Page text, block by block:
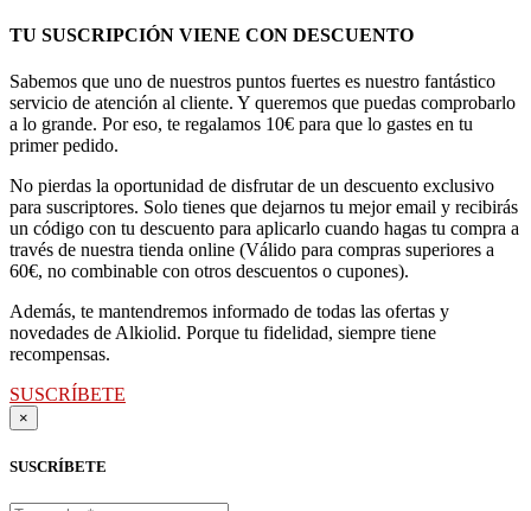
TU SUSCRIPCIÓN VIENE CON DESCUENTO
Sabemos que uno de nuestros puntos fuertes es nuestro fantástico
servicio de atención al cliente. Y queremos que puedas comprobarlo
a lo grande. Por eso, te regalamos 10€ para que lo gastes en tu
primer pedido.
No pierdas la oportunidad de disfrutar de un descuento exclusivo
para suscriptores. Solo tienes que dejarnos tu mejor email y recibirás
un código con tu descuento para aplicarlo cuando hagas tu compra a
través de nuestra tienda online (Válido para compras superiores a
60€, no combinable con otros descuentos o cupones).
Además, te mantendremos informado de todas las ofertas y
novedades de Alkiolid. Porque tu fidelidad, siempre tiene
recompensas.
SUSCRÍBETE
×
SUSCRÍBETE